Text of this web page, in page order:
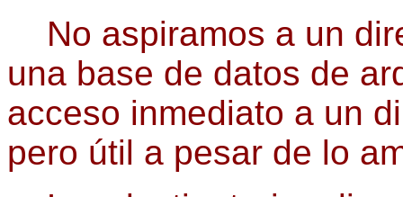
No aspiramos a un
una base de datos de
acceso inmediato a un
pero útil a pesar de lo